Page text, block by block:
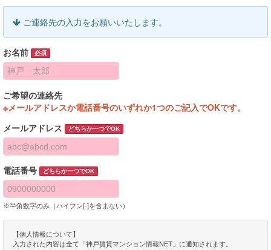
ご連絡先の入力をお願いいたします。
お名前 必須
ご希望の連絡先
※メールアドレスか電話番号のいずれか1つのご記入でOKです。
メールアドレス どちらか一つでOK
電話番号 どちらか一つでOK
※半角数字のみ（ハイフン[-]を含まない）
【個人情報について】
入力された内容は全て「神戸賃貸マンション情報NET」に通知されます。